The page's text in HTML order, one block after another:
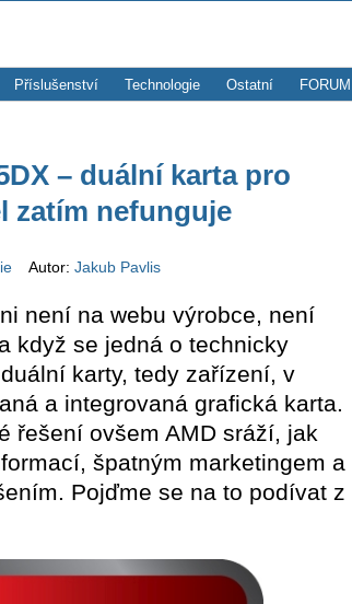
Příslušenství Technologie Ostatní FORUM
– duální karta pro
zatím nefunguje
Autor: Jakub Pavlis
není na webu výrobce, není
když se jedná o technicky
karty, tedy zařízení, v
a integrovaná grafická karta.
řešení ovšem AMD sráží, jak
špatným marketingem a
Pojďme se na to podívat z